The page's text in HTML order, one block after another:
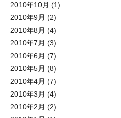
2010年10月 (1)
2010年9月 (2)
2010年8月 (4)
2010年7月 (3)
2010年6月 (7)
2010年5月 (8)
2010年4月 (7)
2010年3月 (4)
2010年2月 (2)